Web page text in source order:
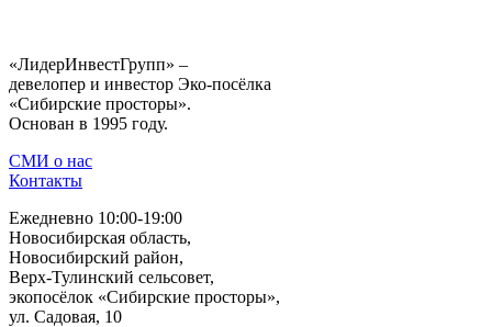
«ЛидерИнвестГрупп» –
девелопер и инвестор Эко-посёлка
«Сибирские просторы».
Основан в 1995 году.
СМИ о нас
Контакты
Ежедневно 10:00-19:00
Новосибирская область,
Новосибирский район,
Верх-Тулинский сельсовет,
экопосёлок «Сибирские просторы»,
ул. Садовая, 10